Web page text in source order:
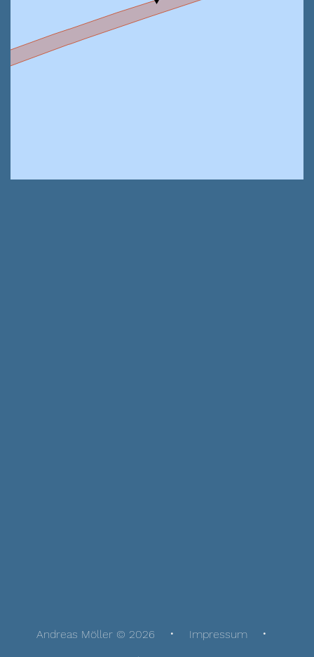
Andreas Möller © 2026
Impressum